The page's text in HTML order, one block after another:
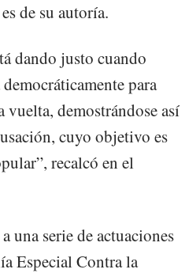
de su autoría.
dando justo cuando
para
demostrándose así
cuyo objetivo es
recalcó en el
una serie de actuaciones
Especial Contra la